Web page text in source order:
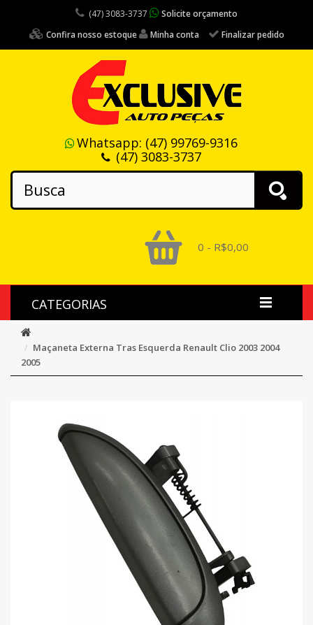
(47) 3083-3737
Solicite orçamento
Confira nosso estoque
Minha conta Finalizar pedido
Whatsapp: (47) 99769-9316
(47) 3083-3737
0 - R$0,00
CATEGORIAS
Maçaneta Externa Tras Esquerda Renault Clio 2003 2004
2005